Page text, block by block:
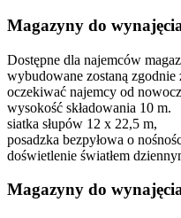
Magazyny do
Dostępne dla najemców
wybudowane zostaną zgodnie
oczekiwać najemcy od
wysokość składowania 10 m.
siatka słupów 12 x 22,5 m,
posadzka bezpyłowa o
doświetlenie światłem
Magazyny do